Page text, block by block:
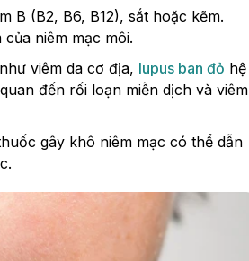
B (B2, B6, B12), sắt hoặc kẽm.
niêm mạc môi.
viêm da cơ địa, lupus ban đỏ hệ
đến rối loạn miễn dịch và viêm
gây khô niêm mạc có thể dẫn